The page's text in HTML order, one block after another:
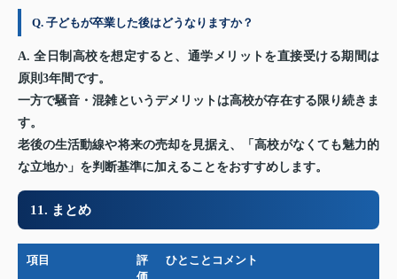
Q. 子どもが卒業した後はどうなりますか？
A. 全日制高校を想定すると、通学メリットを直接受ける期間は
原則3年間です。
一方で騒音・混雑というデメリットは高校が存在する限り続きま
す。
老後の生活動線や将来の売却を見据え、「高校がなくても魅力的
な立地か」を判断基準に加えることをおすすめします。
11. まとめ
項目
評
ひとことコメント